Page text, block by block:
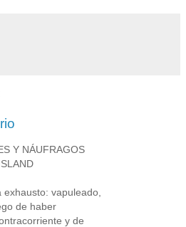
Y NÁUFRAGOS
vapuleado,
de haber
y de